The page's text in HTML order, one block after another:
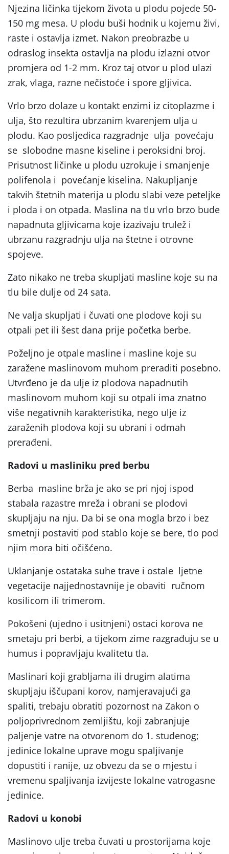
Njezina ličinka tijekom života u plodu pojede 50-
150 mg mesa. U plodu buši hodnik u kojemu živi,
raste i ostavlja izmet. Nakon preobrazbe u
odraslog insekta ostavlja na plodu izlazni otvor
promjera od 1-2 mm. Kroz taj otvor u plod ulazi
zrak, vlaga, razne nečistoće i spore gljivica.
Vrlo brzo dolaze u kontakt enzimi iz citoplazme i
ulja, što rezultira ubrzanim kvarenjem ulja u
plodu. Kao posljedica razgradnje ulja povećaju
se slobodne masne kiseline i peroksidni broj.
Prisutnost ličinke u plodu uzrokuje i smanjenje
polifenola i povećanje kiselina. Nakupljanje
takvih štetnih materija u plodu slabi veze peteljke
i ploda i on otpada. Maslina na tlu vrlo brzo bude
napadnuta gljivicama koje izazivaju trulež i
ubrzanu razgradnju ulja na štetne i otrovne
spojeve.
Zato nikako ne treba skupljati masline koje su na
tlu bile dulje od 24 sata.
Ne valja skupljati i čuvati one plodove koji su
otpali pet ili šest dana prije početka berbe.
Poželjno je otpale masline i masline koje su
zaražene maslinovom muhom preraditi posebno.
Utvrđeno je da ulje iz plodova napadnutih
maslinovom muhom koji su otpali ima znatno
više negativnih karakteristika, nego ulje iz
zaraženih plodova koji su ubrani i odmah
prerađeni.
Radovi u masliniku pred berbu
Berba masline brža je ako se pri njoj ispod
stabala razastre mreža i obrani se plodovi
skupljaju na nju. Da bi se ona mogla brzo i bez
smetnji postaviti pod stablo koje se bere, tlo pod
njim mora biti očišćeno.
Uklanjanje ostataka suhe trave i ostale ljetne
vegetacije najjednostavnije je obaviti ručnom
kosilicom ili trimerom.
Pokošeni (ujedno i usitnjeni) ostaci korova ne
smetaju pri berbi, a tijekom zime razgrađuju se u
humus i popravljaju kvalitetu tla.
Maslinari koji grabljama ili drugim alatima
skupljaju iščupani korov, namjeravajući ga
spaliti, trebaju obratiti pozornost na Zakon o
poljoprivrednom zemljištu, koji zabranjuje
paljenje vatre na otvorenom do 1. studenog;
jedinice lokalne uprave mogu spaljivanje
dopustiti i ranije, uz obvezu da se o mjestu i
vremenu spaljivanja izvijeste lokalne vatrogasne
jedinice.
Radovi u konobi
Maslinovo ulje treba čuvati u prostorijama koje